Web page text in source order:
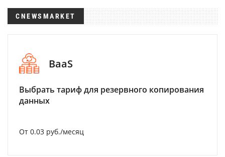
CNEWSMARKET
BaaS
Выбрать тариф для резервного копирования
данных
От 0.03 руб./месяц